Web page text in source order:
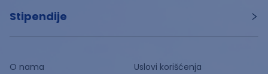
Stipendije
O nama Uslovi korišćenja